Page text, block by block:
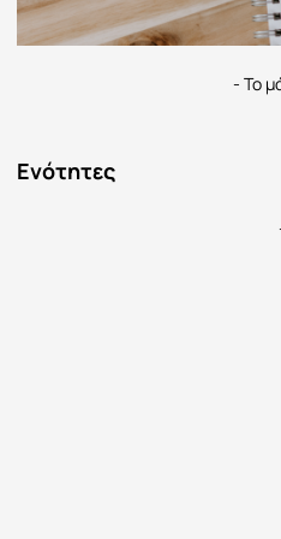
- Το
Ενότητες